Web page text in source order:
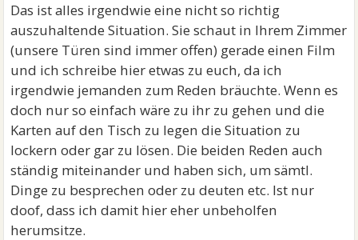
Das ist alles irgendwie eine nicht so richtig
auszuhaltende Situation. Sie schaut in Ihrem Zimmer
(unsere Türen sind immer offen) gerade einen Film
und ich schreibe hier etwas zu euch, da ich
irgendwie jemanden zum Reden bräuchte. Wenn es
doch nur so einfach wäre zu ihr zu gehen und die
Karten auf den Tisch zu legen die Situation zu
lockern oder gar zu lösen. Die beiden Reden auch
ständig miteinander und haben sich, um sämtl.
Dinge zu besprechen oder zu deuten etc. Ist nur
doof, dass ich damit hier eher unbeholfen
herumsitze.